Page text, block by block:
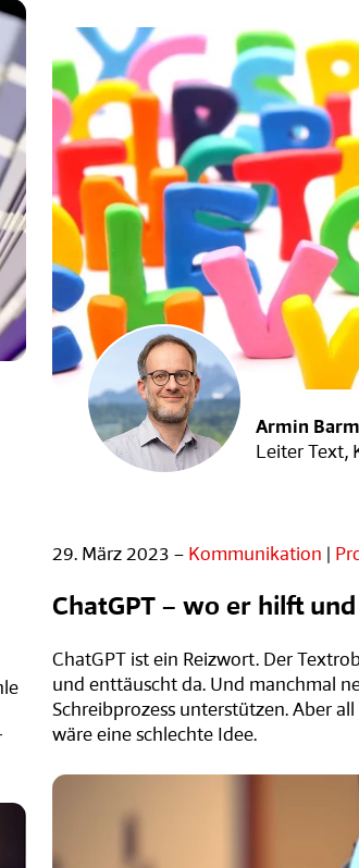
Armin
Leiter Text,
29. März 2023 – Kommunikation
ChatGPT – wo er hilft
ChatGPT ist ein Reizwort. Der
und enttäuscht da. Und manchmal
Schreibprozess unterstützen. Aber
wäre eine schlechte Idee.